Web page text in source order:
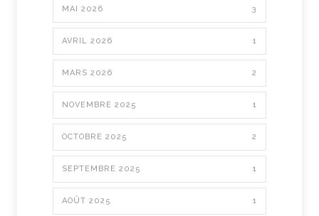
MAI 2026 3
AVRIL 2026 1
MARS 2026 2
NOVEMBRE 2025 1
OCTOBRE 2025 2
SEPTEMBRE 2025 1
AOÛT 2025 1